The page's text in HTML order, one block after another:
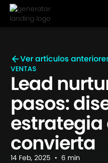
Ver artículos
VENTAS
Lead
pasos:
estrategia
convierta
14 Feb, 2025 • 6 min